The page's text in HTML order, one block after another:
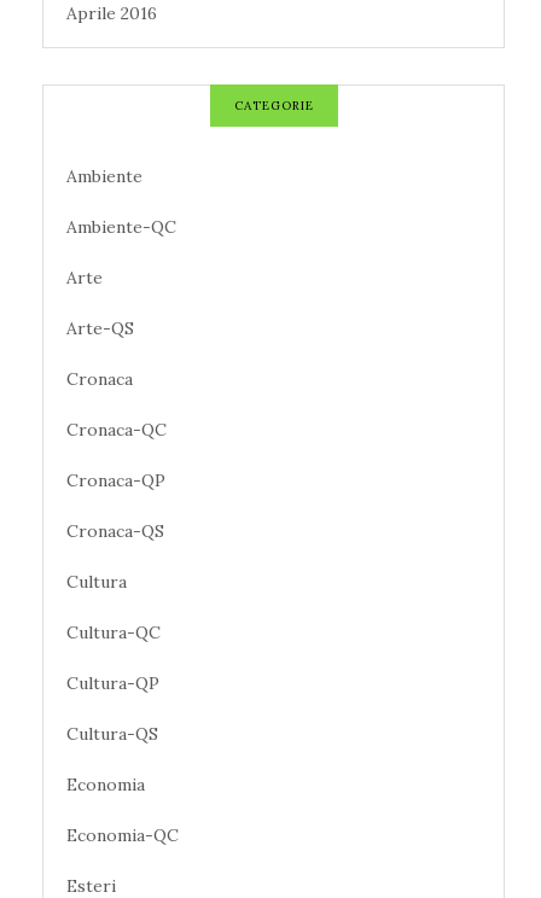
Aprile 2016
CATEGORIE
Ambiente
Ambiente-QC
Arte
Arte-QS
Cronaca
Cronaca-QC
Cronaca-QP
Cronaca-QS
Cultura
Cultura-QC
Cultura-QP
Cultura-QS
Economia
Economia-QC
Esteri